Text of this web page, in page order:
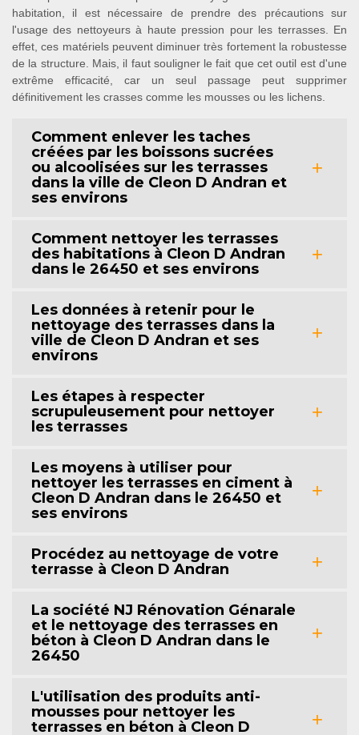
habitation, il est nécessaire de prendre des précautions sur
l'usage des nettoyeurs à haute pression pour les terrasses. En
effet, ces matériels peuvent diminuer très fortement la robustesse
de la structure. Mais, il faut souligner le fait que cet outil est d'une
extrême efficacité, car un seul passage peut supprimer
définitivement les crasses comme les mousses ou les lichens.
Comment enlever les taches
créées par les boissons sucrées
ou alcoolisées sur les terrasses
dans la ville de Cleon D Andran et
ses environs
Comment nettoyer les terrasses
des habitations à Cleon D Andran
dans le 26450 et ses environs
Les données à retenir pour le
nettoyage des terrasses dans la
ville de Cleon D Andran et ses
environs
Les étapes à respecter
scrupuleusement pour nettoyer
les terrasses
Les moyens à utiliser pour
nettoyer les terrasses en ciment à
Cleon D Andran dans le 26450 et
ses environs
Procédez au nettoyage de votre
terrasse à Cleon D Andran
La société NJ Rénovation Génarale
et le nettoyage des terrasses en
béton à Cleon D Andran dans le
26450
L'utilisation des produits anti-
mousses pour nettoyer les
terrasses en béton à Cleon D